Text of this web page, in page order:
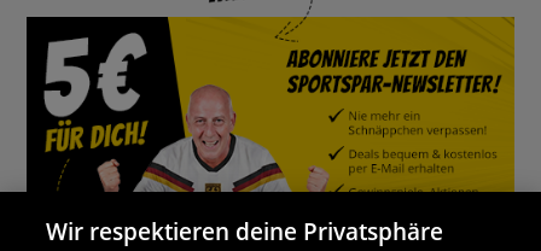
Wir respektieren deine Privatsphäre